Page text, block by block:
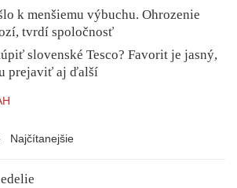
k menšiemu výbuchu. Ohrozenie
tvrdí spoločnosť
slovenské Tesco? Favorit je jasný,
prejaviť aj ďalší
Najčítanejšie